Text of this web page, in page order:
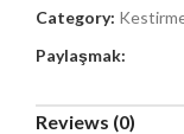
Category: Kestirme
Paylaşmak:
Reviews (0)